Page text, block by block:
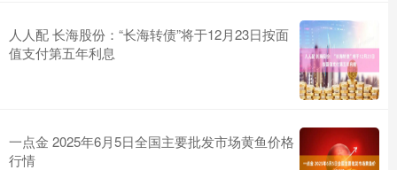
人人配 长海股份：“长海转债”将于12月23日按面
值支付第五年利息
一点金 2025年6月5日全国主要批发市场黄鱼价格
行情